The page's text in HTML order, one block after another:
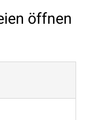
öffnen